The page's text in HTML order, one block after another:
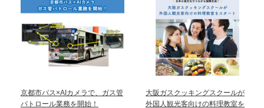
京都市バス×AIカメラで、ガス管
パトロール業務を開始！
大阪ガスクッキングスクールが
外国人観光客向けの料理教室を